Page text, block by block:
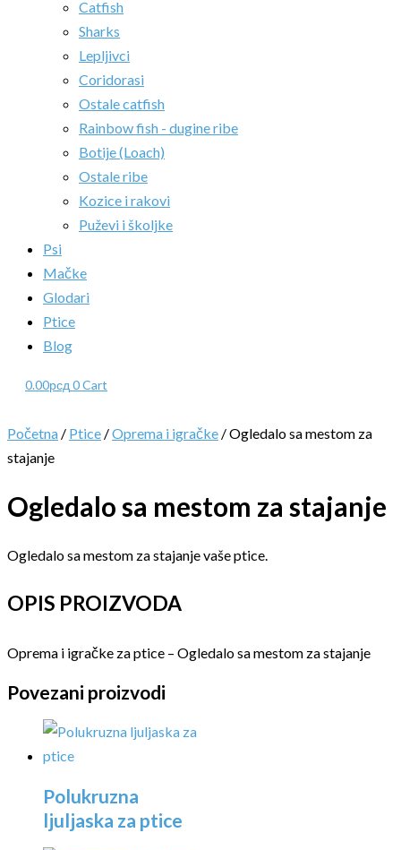
Catfish
Sharks
Lepljivci
Coridorasi
Ostale catfish
Rainbow fish - dugine ribe
Botije (Loach)
Ostale ribe
Kozice i rakovi
Puževi i školjke
Psi
Mačke
Glodari
Ptice
Blog
0.00рсд 0Cart
Početna / Ptice /Oprema i igračke / Ogledalo sa mestom za
stajanje
Ogledalo sa mestom za stajanje
Ogledalo sa mestom za stajanje vaše ptice.
OPIS PROIZVODA
Oprema i igračke za ptice – Ogledalo sa mestom za stajanje
Povezani proizvodi
Polukruzna
ljuljaska za ptice